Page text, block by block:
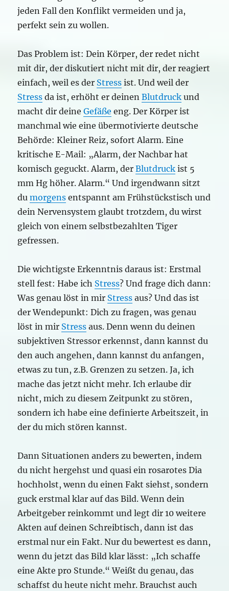
jeden Fall den Konflikt vermeiden und ja,
perfekt sein zu wollen.
Das Problem ist: Dein Körper, der redet nicht
mit dir, der diskutiert nicht mit dir, der reagiert
einfach, weil es der Stress ist. Und weil der
Stress da ist, erhöht er deinenBlutdruck und
macht dir deineGefäße eng. Der Körper ist
manchmal wie eine übermotivierte deutsche
Behörde: Kleiner Reiz, sofort Alarm. Eine
kritische E-Mail: „Alarm, der Nachbar hat
komisch geguckt. Alarm, derBlutdruck ist 5
mm Hg höher. Alarm.“ Und irgendwann sitzt
dumorgens entspannt am Frühstückstisch und
dein Nervensystem glaubt trotzdem, du wirst
gleich von einem selbstbezahlten Tiger
gefressen.
Die wichtigste Erkenntnis daraus ist: Erstmal
stell fest: Habe ich Stress? Und frage dich dann:
Was genau löst in mir Stress aus? Und das ist
der Wendepunkt: Dich zu fragen, was genau
löst in mir Stress aus. Denn wenn du deinen
subjektiven Stressor erkennst, dann kannst du
den auch angehen, dann kannst du anfangen,
etwas zu tun, z.B. Grenzen zu setzen. Ja, ich
mache das jetzt nicht mehr. Ich erlaube dir
nicht, mich zu diesem Zeitpunkt zu stören,
sondern ich habe eine definierte Arbeitszeit, in
der du mich stören kannst.
Dann Situationen anders zu bewerten, indem
du nicht hergehst und quasi ein rosarotes Dia
hochholst, wenn du einen Fakt siehst, sondern
guck erstmal klar auf das Bild. Wenn dein
Arbeitgeber reinkommt und legt dir 10 weitere
Akten auf deinen Schreibtisch, dann ist das
erstmal nur ein Fakt. Nur du bewertest es dann,
wenn du jetzt das Bild klar lässt: „Ich schaffe
eine Akte pro Stunde.“ Weißt du genau, das
schaffst du heute nicht mehr. Brauchst auch